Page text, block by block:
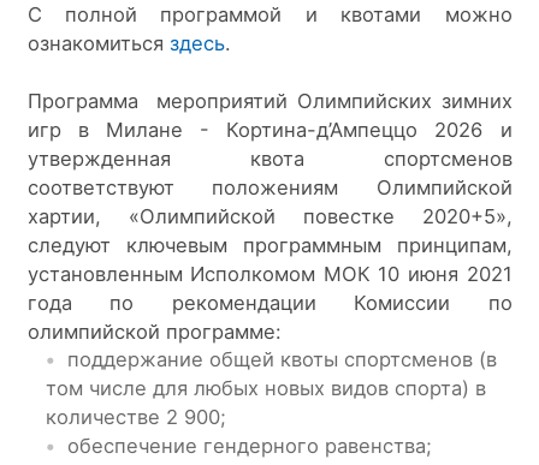
С полной программой и квотами можно
ознакомиться здесь.
Программа  мероприятий Олимпийских зимних
игр в Милане - Кортина-д’Ампеццо 2026 и
утвержденная квота спортсменов
соответствуют положениям Олимпийской
хартии, «Олимпийской повестке 2020+5»,
следуют ключевым программным принципам,
установленным Исполкомом МОК 10 июня 2021
года по рекомендации Комиссии по
олимпийской программе:
поддержание общей квоты спортсменов (в
том числе для любых новых видов спорта) в
количестве 2 900;
обеспечение гендерного равенства;